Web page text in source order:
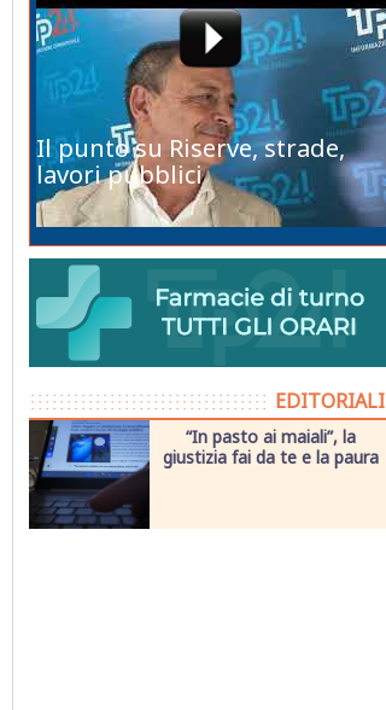
Il punto su Riserve, strade,
lavori pubblici
EDITORIALI
“In pasto ai maiali”, la
giustizia fai da te e la paura